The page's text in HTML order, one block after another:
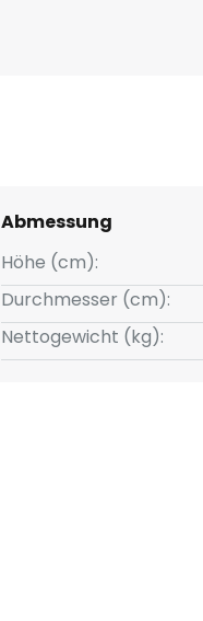
Abmessung
Höhe (cm):
Durchmesser (cm):
Nettogewicht (kg):